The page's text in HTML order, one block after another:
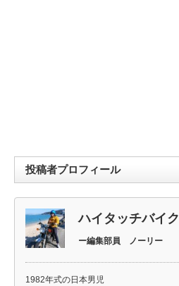
投稿者プロフィール
ハイタッチバイ
ー編集部員 ノーリー
1982年式の日本男児